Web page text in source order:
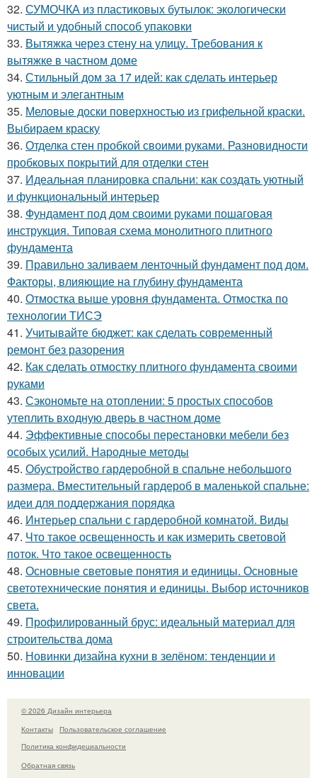
32. СУМОЧКА из пластиковых бутылок: экологически
чистый и удобный способ упаковки
33. Вытяжка через стену на улицу. Требования к
вытяжке в частном доме
34. Стильный дом за 17 идей: как сделать интерьер
уютным и элегантным
35. Меловые доски поверхностью из грифельной краски.
Выбираем краску
36. Отделка стен пробкой своими руками. Разновидности
пробковых покрытий для отделки стен
37. Идеальная планировка спальни: как создать уютный
и функциональный интерьер
38. Фундамент под дом своими руками пошаговая
инструкция. Типовая схема монолитного плитного
фундамента
39. Правильно заливаем ленточный фундамент под дом.
Факторы, влияющие на глубину фундамента
40. Отмостка выше уровня фундамента. Отмостка по
технологии ТИСЭ
41. Учитывайте бюджет: как сделать современный
ремонт без разорения
42. Как сделать отмостку плитного фундамента своими
руками
43. Сэкономьте на отоплении: 5 простых способов
утеплить входную дверь в частном доме
44. Эффективные способы перестановки мебели без
особых усилий. Народные методы
45. Обустройство гардеробной в спальне небольшого
размера. Вместительный гардероб в маленькой спальне:
идеи для поддержания порядка
46. Интерьер спальни с гардеробной комнатой. Виды
47. Что такое освещенность и как измерить световой
поток. Что такое освещенность
48. Основные световые понятия и единицы. Основные
светотехнические понятия и единицы. Выбор источников
света.
49. Профилированный брус: идеальный материал для
строительства дома
50. Новинки дизайна кухни в зелёном: тенденции и
инновации
© 2026 Дизайн интерьера
Контакты
Пользовательское соглашение
Политика конфидециальности
Обратная связь